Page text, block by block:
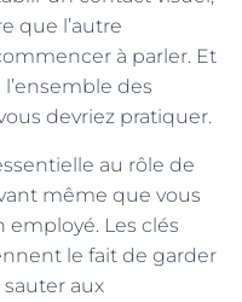
que l’autre
à parler. Et
des
devriez pratiquer.
au rôle de
même que vous
employé. Les clés
le fait de garder
aux